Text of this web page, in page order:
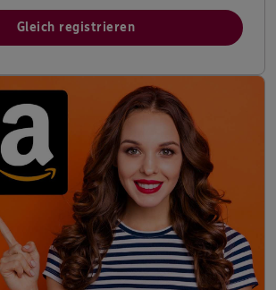
Gleich registrieren